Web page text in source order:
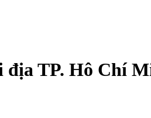
địa TP. Hô Chí